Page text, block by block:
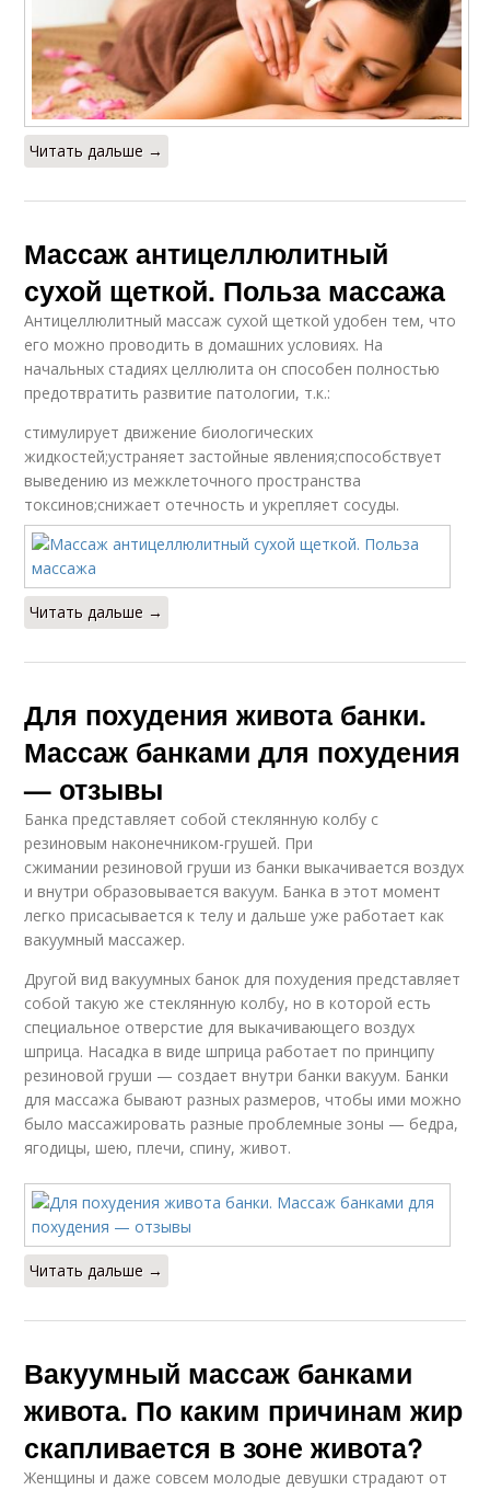
Читать дальше →
Массаж антицеллюлитный
сухой щеткой. Польза массажа
Антицеллюлитный массаж сухой щеткой удобен тем, что
его можно проводить в домашних условиях. На
начальных стадиях целлюлита он способен полностью
предотвратить развитие патологии, т.к.:
стимулирует движение биологических
жидкостей;устраняет застойные явления;способствует
выведению из межклеточного пространства
токсинов;снижает отечность и укрепляет сосуды.
Читать дальше →
Для похудения живота банки.
Массаж банками для похудения
— отзывы
Банка представляет собой стеклянную колбу с
резиновым наконечником-грушей. При
сжимании резиновой груши из банки выкачивается воздух
и внутри образовывается вакуум. Банка в этот момент
легко присасывается к телу и дальше уже работает как
вакуумный массажер.
Другой вид вакуумных банок для похудения представляет
собой такую же стеклянную колбу, но в которой есть
специальное отверстие для выкачивающего воздух
шприца. Насадка в виде шприца работает по принципу
резиновой груши — создает внутри банки вакуум. Банки
для массажа бывают разных размеров, чтобы ими можно
было массажировать разные проблемные зоны — бедра,
ягодицы, шею, плечи, спину, живот.
Читать дальше →
Вакуумный массаж банками
живота. По каким причинам жир
скапливается в зоне живота?
Женщины и даже совсем молодые девушки страдают от